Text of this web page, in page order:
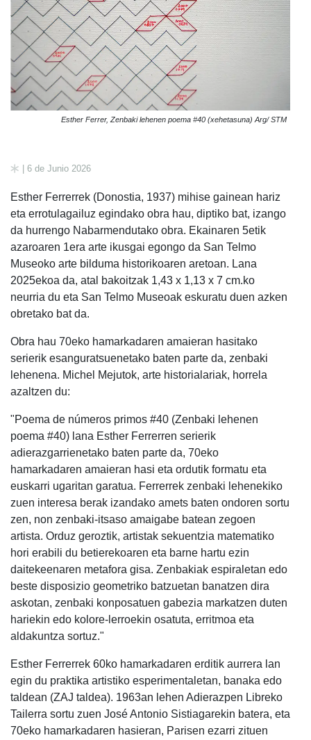
Esther Ferrer, Zenbaki lehenen poema #40 (xehetasuna) Arg/ STM
| 6 de Junio 2026
Esther Ferrerrek (Donostia, 1937) mihise gainean hariz
eta errotulagailuz egindako obra hau, diptiko bat, izango
da hurrengo Nabarmendutako obra. Ekainaren 5etik
azaroaren 1era arte ikusgai egongo da San Telmo
Museoko arte bilduma historikoaren aretoan. Lana
2025ekoa da, atal bakoitzak 1,43 x 1,13 x 7 cm.ko
neurria du eta San Telmo Museoak eskuratu duen azken
obretako bat da.
Obra hau 70eko hamarkadaren amaieran hasitako
serierik esanguratsuenetako baten parte da, zenbaki
lehenena. Michel Mejutok, arte historialariak, horrela
azaltzen du:
"Poema de números primos #40 (Zenbaki lehenen
poema #40) lana Esther Ferrerren serierik
adierazgarrienetako baten parte da, 70eko
hamarkadaren amaieran hasi eta ordutik formatu eta
euskarri ugaritan garatua. Ferrerrek zenbaki lehenekiko
zuen interesa berak izandako amets baten ondoren sortu
zen, non zenbaki-itsaso amaigabe batean zegoen
artista. Orduz geroztik, artistak sekuentzia matematiko
hori erabili du betierekoaren eta barne hartu ezin
daitekeenaren metafora gisa. Zenbakiak espiraletan edo
beste disposizio geometriko batzuetan banatzen dira
askotan, zenbaki konposatuen gabezia markatzen duten
hariekin edo kolore-lerroekin osatuta, erritmoa eta
aldakuntza sortuz."
Esther Ferrerrek 60ko hamarkadaren erditik aurrera lan
egin du praktika artistiko esperimentaletan, banaka edo
taldean (ZAJ taldea). 1963an lehen Adierazpen Libreko
Tailerra sortu zuen José Antonio Sistiagarekin batera, eta
70eko hamarkadaren hasieran, Parisen ezarri zituen